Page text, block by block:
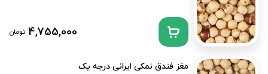
4,755,000 تومان
مغز فندق نمکی ایرانی درجه یک